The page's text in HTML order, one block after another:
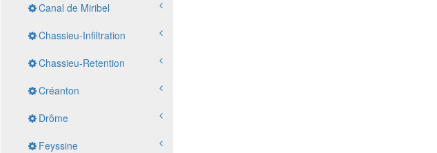
Canal de Miribel
Chassieu-Infiltration
Chassieu-Retention
Créanton
Drôme
Feyssine